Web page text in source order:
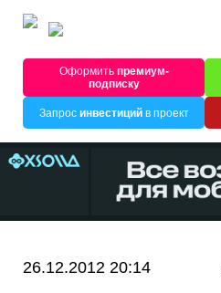
Оформитьпремиум-
подписку
Запрос инвестицийв проект
26.12.2012 20:14